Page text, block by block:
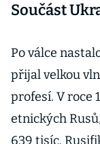
Součást
Po válce
přijal velkou
profesí. V roce
etnických
639 tisíc.